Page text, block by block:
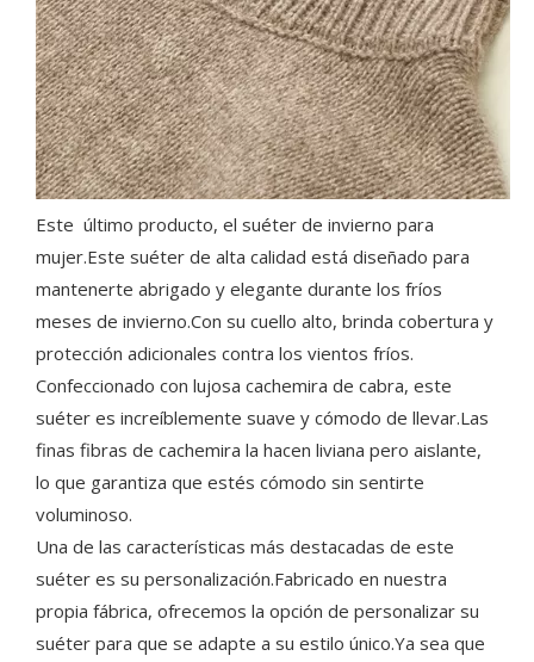
Este último producto, el suéter de invierno para
mujer.Este suéter de alta calidad está diseñado para
mantenerte abrigado y elegante durante los fríos
meses de invierno.Con su cuello alto, brinda cobertura y
protección adicionales contra los vientos fríos.
Confeccionado con lujosa cachemira de cabra, este
suéter es increíblemente suave y cómodo de llevar.Las
finas fibras de cachemira la hacen liviana pero aislante,
lo que garantiza que estés cómodo sin sentirte
voluminoso.
Una de las características más destacadas de este
suéter es su personalización.Fabricado en nuestra
propia fábrica, ofrecemos la opción de personalizar su
suéter para que se adapte a su estilo único.Ya sea que